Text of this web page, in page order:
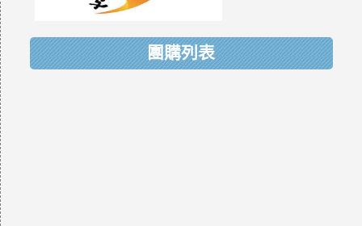
團購列表